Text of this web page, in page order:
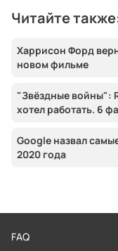
Читайте
Харрисон Форд
новом фильме
"Звёздные войны":
хотел работать. 6
Google назвал
2020 года
FAQ